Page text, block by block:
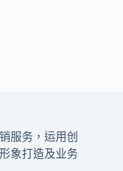
服务，运用创
象打造及业务